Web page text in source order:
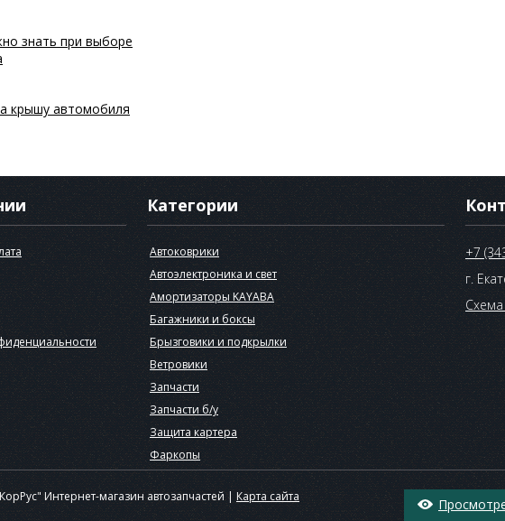
знать при выборе
крышу автомобиля
Категории
Автоковрики
Автоэлектроника и свет
Амортизаторы KAYABA
Багажники и боксы
Брызговики и подкрылки
Ветровики
Запчасти
Запчасти б/у
Защита картера
Фаркопы
+7
г.
Интернет-магазин автозапчастей | Карта сайта